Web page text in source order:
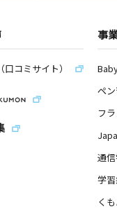
コミサイト）
事
ペ
フ
通
学
く